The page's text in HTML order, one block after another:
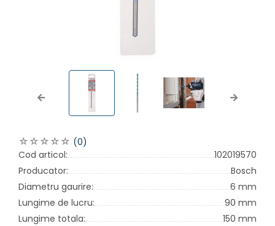
Previous Next
(0)
Cod articol:
102019570
Producator:
Bosch
Diametru gaurire:
6 mm
Lungime de lucru:
90 mm
Lungime totala:
150 mm